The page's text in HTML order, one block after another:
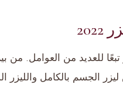
للعديد من العوامل. من
الجسم بالكامل والليزر